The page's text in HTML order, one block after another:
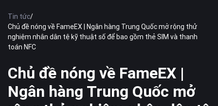
Tin tức/
Chủ đề nóng về FameEX | Ngân hàng Trung Quốc mở rộng thử
nghiệm nhân dân tệ kỹ thuật số để bao gồm thẻ SIM và thanh
toán NFC
Chủ đề nóng về FameEX |
Ngân hàng Trung Quốc mở